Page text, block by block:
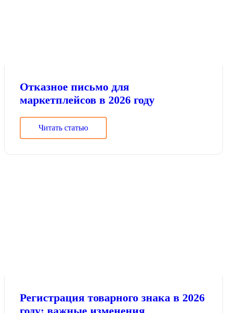
Отказное письмо для
маркетплейсов в 2026 году
Читать статью
Регистрация товарного знака в 2026